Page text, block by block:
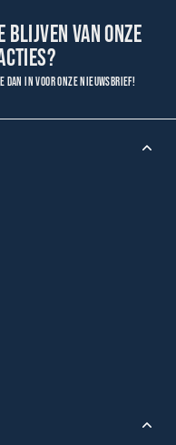
blijven van onze
dan in voor onze nieuwsbrief!